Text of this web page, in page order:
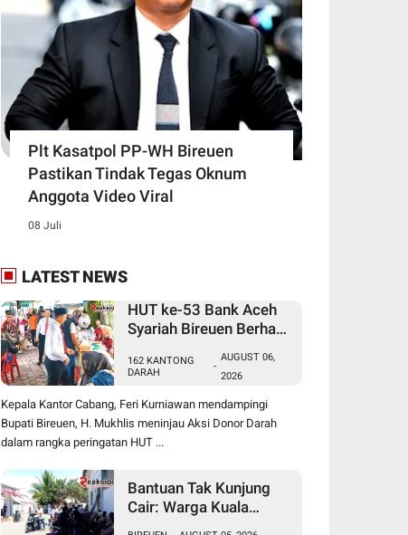
Plt Kasatpol PP-WH Bireuen
Pastikan Tindak Tegas Oknum
Anggota Video Viral
08 Juli
LATEST NEWS
HUT ke-53 Bank Aceh
Syariah Bireuen Berhasil
Kantong Darah
162 KANTONG
DARAH
-
AUGUST 06,
2026
Kepala Kantor Cabang, Feri Kurniawan mendampingi
Bupati Bireuen, H. Mukhlis meninjau Aksi Donor Darah
dalam rangka peringatan HUT ...
Bantuan Tak Kunjung
Cair: Warga Kuala